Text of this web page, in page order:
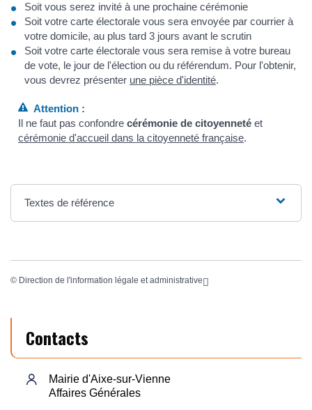
Soit vous serez invité à une prochaine cérémonie
Soit votre carte électorale vous sera envoyée par courrier à
votre domicile, au plus tard 3 jours avant le scrutin
Soit votre carte électorale vous sera remise à votre bureau
de vote, le jour de l'élection ou du référendum. Pour l'obtenir,
vous devrez présenter une pièce d'identité.
Attention :
Il ne faut pas confondrecérémonie de citoyenneté et
cérémonie d'accueil dans la citoyenneté française.
Textes de référence
© Direction de l'information légale et administrative
Contacts
Mairie d'Aixe-sur-Vienne
Affaires Générales